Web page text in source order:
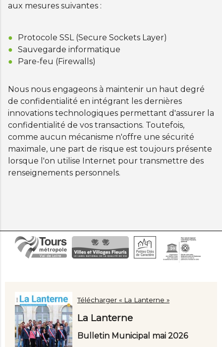
aux mesures suivantes :
Protocole SSL (Secure Sockets Layer)
Sauvegarde informatique
Pare-feu (Firewalls)
Nous nous engageons à maintenir un haut degré
de confidentialité en intégrant les dernières
innovations technologiques permettant d'assurer la
confidentialité de vos transactions. Toutefois,
comme aucun mécanisme n'offre une sécurité
maximale, une part de risque est toujours présente
lorsque l'on utilise Internet pour transmettre des
renseignements personnels.
Télécharger « La Lanterne »
La Lanterne
Bulletin Municipal mai 2026